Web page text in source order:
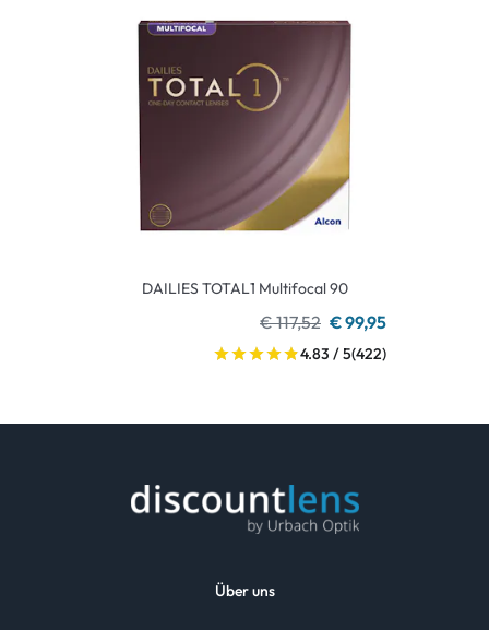
DAILIES TOTAL1 Multifocal 90
€ 117,52 € 99,95
4.83 / 5(422)
Über uns